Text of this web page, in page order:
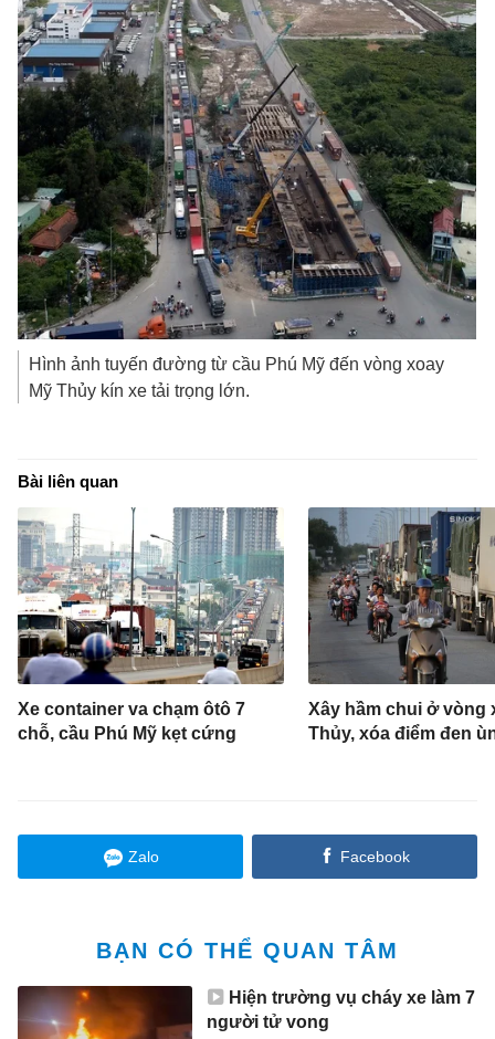
Hình ảnh tuyến đường từ cầu Phú Mỹ đến vòng xoay
Mỹ Thủy kín xe tải trọng lớn.
Bài liên quan
Xe container va chạm ôtô 7
chỗ, cầu Phú Mỹ kẹt cứng
Xây hầm chui ở vòng
Thủy, xóa điểm đen
Zalo Facebook
BẠN CÓ THỂ QUAN TÂM
Hiện trường vụ cháy xe làm 7
người tử vong